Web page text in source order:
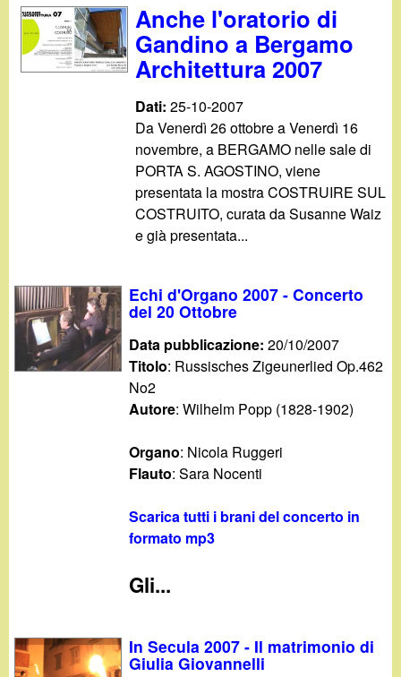
Anche l'oratorio di
Gandino a Bergamo
Architettura 2007
Dati:25-10-2007
Da Venerdì 26 ottobre a Venerdì 16
novembre, a BERGAMO nelle sale di
PORTA S. AGOSTINO, viene
presentata la mostra COSTRUIRE SUL
COSTRUITO, curata da Susanne Waiz
e già presentata...
Echi d'Organo 2007 - Concerto
del 20 Ottobre
Data pubblicazione:20/10/2007
Titolo: Russisches Zigeunerlied Op.462
No2
Autore: Wilhelm Popp (1828-1902)
Organo: Nicola Ruggeri
Flauto: Sara Nocenti
Scarica tutti i brani del concerto in
formato mp3
Gli...
In Secula 2007 - Il matrimonio di
Giulia Giovannelli